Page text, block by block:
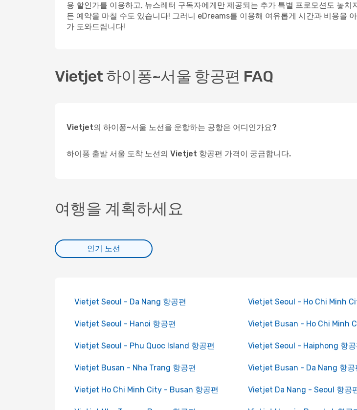
용 할인가를 이용하고, 뉴스레터 구독자에게만 제공되는 추가 특별 프로모션도 놓
든 예약을 마칠 수도 있습니다! 그러니 eDreams를 이용해 여유롭게 시간과 비용을
가 도와드립니다!
Vietjet 하이퐁~서울 항공편 FAQ
Vietjet의 하이퐁~서울 노선을 운항하는 공항은 어디인가요?
하이퐁 출발 서울 도착 노선의 Vietjet 항공편 가격이 궁금합니다.
여행을 계획하세요
인기 노선
Vietjet Seoul - Da Nang 항공편 Vietjet Seoul - Ho Chi Minh
Vietjet Seoul - Hanoi 항공편 Vietjet Busan - Ho Chi Minh
Vietjet Seoul - Phu Quoc Island 항공편 Vietjet Seoul - Haiphong 항공
Vietjet Busan - Nha Trang 항공편 Vietjet Busan - Da Nang 항공
Vietjet Ho Chi Minh City - Busan 항공편 Vietjet Da Nang - Seoul 항공